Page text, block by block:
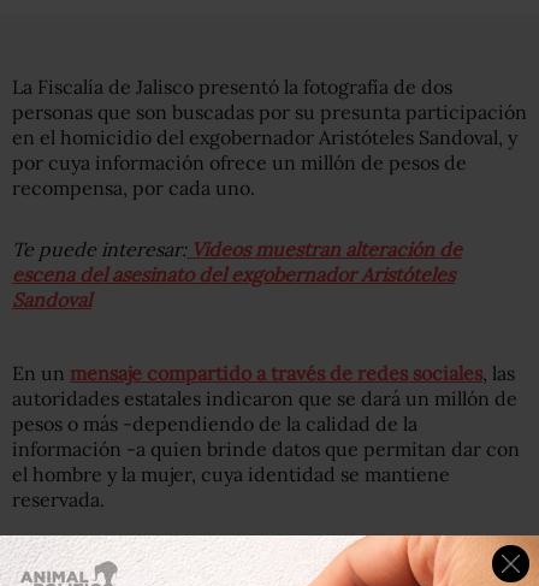
La Fiscalía de Jalisco presentó la fotografía de dos
personas que son buscadas por su presunta participación
en el homicidio del exgobernador Aristóteles Sandoval, y
por cuya información ofrece un millón de pesos de
recompensa, por cada uno.
Te puede interesar:Videos muestran alteración de
escena del asesinato del exgobernador Aristóteles
Sandoval
En un mensaje compartido a través de redes sociales, las
autoridades estatales indicaron que se dará un millón de
pesos o más -dependiendo de la calidad de la
información -a quien brinde datos que permitan dar con
el hombre y la mujer, cuya identidad se mantiene
reservada.